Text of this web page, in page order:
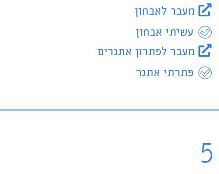
מעבר לאבחון
עשיתי אבחון
מעבר לפתרון אתגרים
פתרתי אתגר
5